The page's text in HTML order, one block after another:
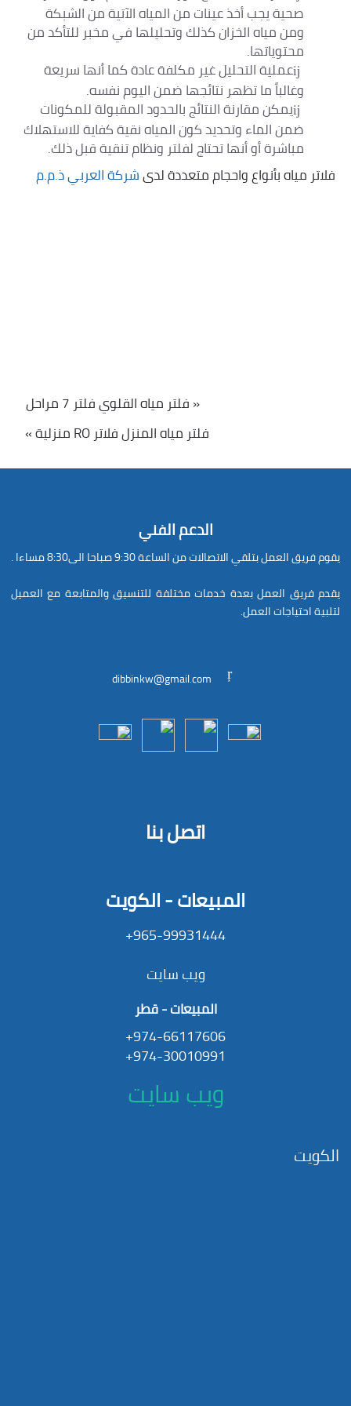
صحية يجب أخذ عينات من المياه الآتية من الشبكة
ومن مياه الخزان كذلك وتحليلها في مخبر للتأكد من
محتوياتها.
عملية التحليل غير مكلفة عادة كما أنها سريعة
وغالباً ما تظهر نتائجها ضمن اليوم نفسه.
يمكن مقارنة النتائج بالحدود المقبولة للمكونات
ضمن الماء وتحديد كون المياه نقية كفاية للاستهلاك
مباشرة أو أنها تحتاج لفلتر ونظام تنقية قبل ذلك.
فلاتر مياه بأنواع واحجام متعددة لدىشركة العربي ذ.م.م
« فلتر مياه القلوي فلتر 7 مراحل
فلتر مياه المنزل فلاتر RO منزلية »
الدعم الفني
يقوم فريق العمل بتلقي الاتصالات من الساعة 9:30 صباحا الى8:30 مساءا .
يقدم فريق العمل بعدة خدمات مختلفة للتنسيق والمتابعة مع العميل
لتلبية احتياجات العمل.
dibbinkw@gmail.com
اتصل بنا
المبيعات - الكويت
965-99931444+
ويب سايت
المبيعات - قطر
974-66117606+
974-30010991+
ويب سايت
الكويت